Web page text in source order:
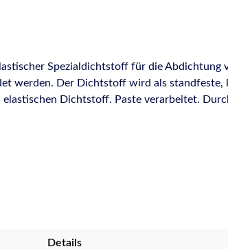
Spezialdichtstoff für die Abdichtung
werden. Der Dichtstoff wird als
Dichtstoff. Paste verarbeitet.
& Silo ist bauaufsichtlich zugelassen für
bis +45 °C). Wird der Dichtstoff nur als
werden Abdichtung der
Details